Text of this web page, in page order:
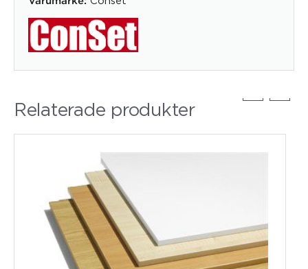
Relaterade produkter